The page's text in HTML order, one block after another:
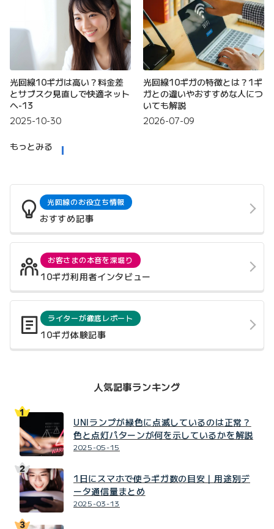
光回線10ギガは高い？料金差
とサブスク見直しで快適ネット
へ-13
2025-10-30
光回線10ギガの特徴とは？1ギ
ガとの違いやおすすめな人につ
いても解説
2026-07-09
もっとみる
光回線のお役立ち情報
おすすめ記事
お客さまの本音を深堀り
10ギガ利用者インタビュー
ライターが徹底レポート
10ギガ体験記事
人気記事ランキング
UNIランプが緑色に点滅しているのは正常？
色と点灯パターンが何を示しているかを解説
2025-05-15
1日にスマホで使うギガ数の目安｜用途別デ
ータ通信量まとめ
2025-03-13